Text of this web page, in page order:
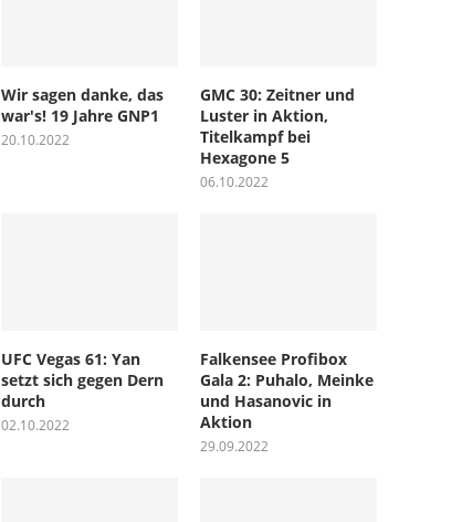
Wir sagen danke, das
war's! 19 Jahre GNP1
20.10.2022
GMC 30: Zeitner und
Luster in Aktion,
Titelkampf bei
Hexagone 5
06.10.2022
UFC Vegas 61: Yan
setzt sich gegen Dern
durch
02.10.2022
Falkensee Profibox
Gala 2: Puhalo, Meinke
und Hasanovic in
Aktion
29.09.2022